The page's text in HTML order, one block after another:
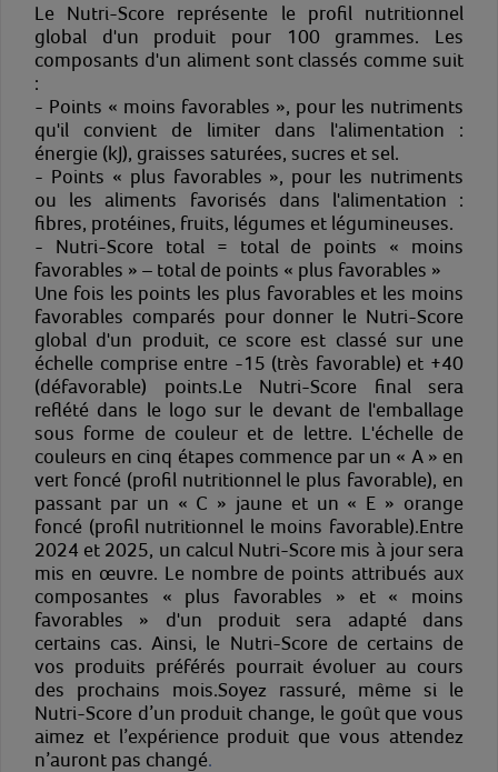
Le Nutri-Score représente le profil nutritionnel
global d'un produit pour 100 grammes. Les
composants d'un aliment sont classés comme suit
:
- Points « moins favorables », pour les nutriments
qu'il convient de limiter dans l'alimentation :
énergie (kJ), graisses saturées, sucres et sel.
- Points « plus favorables », pour les nutriments
ou les aliments favorisés dans l'alimentation :
fibres, protéines, fruits, légumes et légumineuses.
- Nutri-Score total = total de points « moins
favorables » – total de points « plus favorables »
Une fois les points les plus favorables et les moins
favorables comparés pour donner le Nutri-Score
global d'un produit, ce score est classé sur une
échelle comprise entre -15 (très favorable) et +40
(défavorable) points.Le Nutri-Score final sera
reflété dans le logo sur le devant de l'emballage
sous forme de couleur et de lettre. L'échelle de
couleurs en cinq étapes commence par un « A » en
vert foncé (profil nutritionnel le plus favorable), en
passant par un « C » jaune et un « E » orange
foncé (profil nutritionnel le moins favorable).Entre
2024 et 2025, un calcul Nutri-Score mis à jour sera
mis en œuvre. Le nombre de points attribués aux
composantes « plus favorables » et « moins
favorables » d'un produit sera adapté dans
certains cas. Ainsi, le Nutri-Score de certains de
vos produits préférés pourrait évoluer au cours
des prochains mois.Soyez rassuré, même si le
Nutri-Score d’un produit change, le goût que vous
aimez et l’expérience produit que vous attendez
n’auront pas changé.